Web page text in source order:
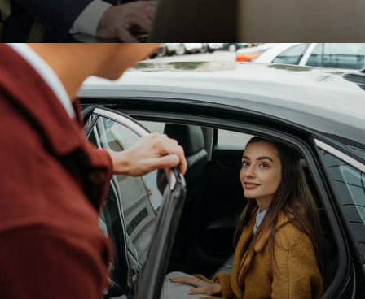
Transports particuliers
Que ce soit pour une sortie en ville, une visite chez des
proches ou un rendez-vous personnel, je vous accompagne
dans tous vos trajets avec fiabilité et confort. Profitez d’un
service adapté à vos besoins, alliant ponctualité et
disponibilité.